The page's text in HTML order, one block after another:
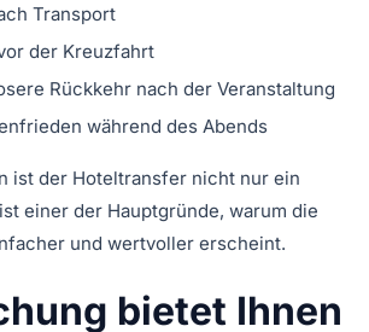
Transport
der Kreuzfahrt
Rückkehr nach der Veranstaltung
während des Abends
ist der Hoteltransfer nicht nur ein
einer der Hauptgründe, warum die
und wertvoller erscheint.
bietet Ihnen